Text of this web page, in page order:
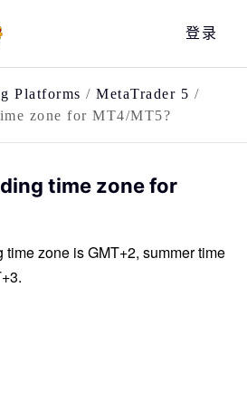
登录
Platforms / MetaTrader 5 /
zone for MT4/MT5?
time zone for
zone is GMT+2, summer time